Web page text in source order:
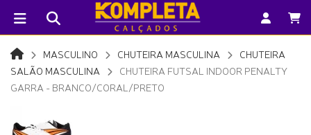
MASCULINO CHUTEIRA MASCULINA
CHUTEIRA
SALÃO MASCULINA
CHUTEIRA FUTSAL INDOOR PENALTY
GARRA - BRANCO/CORAL/PRETO